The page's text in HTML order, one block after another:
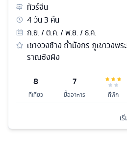
ทัวร์จีน
4วัน3 คืน
ก.ย. / ต.ค. / พ.ย. / ธ.ค.
เขางวงช้าง ถ้ำมังกร ภูเขาวงพร
ราณซิงผิง
8
ที่เที่ยว
7
มื้ออาหาร ที่พัก
เ